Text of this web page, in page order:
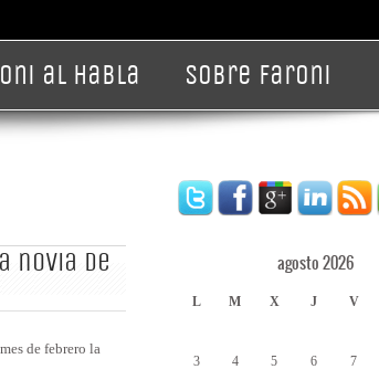
al habla Sobre Faroni
agosto 2026
L M X J V
3
4 5 6 7
novia de
de febrero la